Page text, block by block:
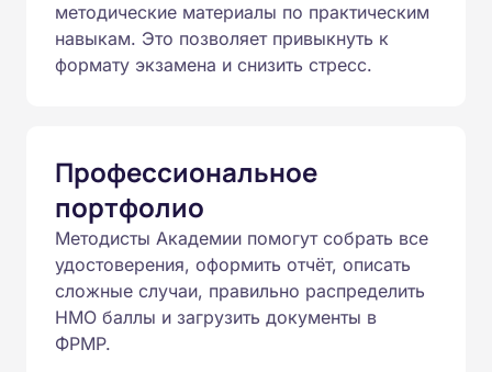
методические материалы по практическим
навыкам. Это позволяет привыкнуть к
формату экзамена и снизить стресс.
Профессиональное
портфолио
Методисты Академии помогут собрать все
удостоверения, оформить отчёт, описать
сложные случаи, правильно распределить
НМО баллы и загрузить документы в
ФРМР.